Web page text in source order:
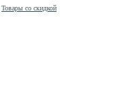
Товары со скидкой